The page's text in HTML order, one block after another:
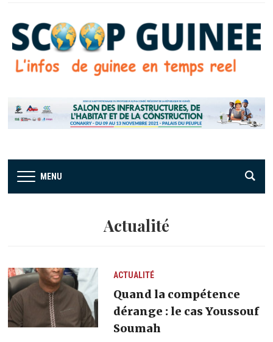
MENU
Actualité
ACTUALITÉ
Quand la compétence
dérange : le cas Youssouf
Soumah